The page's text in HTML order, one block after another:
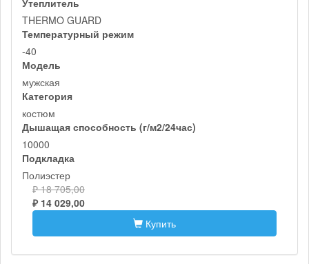
Утеплитель
THERMO GUARD
Температурный режим
-40
Модель
мужская
Категория
костюм
Дышащая способность (г/м2/24час)
10000
Подкладка
Полиэстер
₽ 18 705,00
₽ 14 029,00
Купить